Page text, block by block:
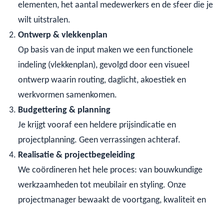
elementen, het aantal medewerkers en de sfeer die je
wilt uitstralen.
Ontwerp & vlekkenplan
Op basis van de input maken we een functionele
indeling (vlekkenplan), gevolgd door een visueel
ontwerp waarin routing, daglicht, akoestiek en
werkvormen samenkomen.
Budgettering & planning
Je krijgt vooraf een heldere prijsindicatie en
projectplanning. Geen verrassingen achteraf.
Realisatie & projectbegeleiding
We coördineren het hele proces: van bouwkundige
werkzaamheden tot meubilair en styling. Onze
projectmanager bewaakt de voortgang, kwaliteit en